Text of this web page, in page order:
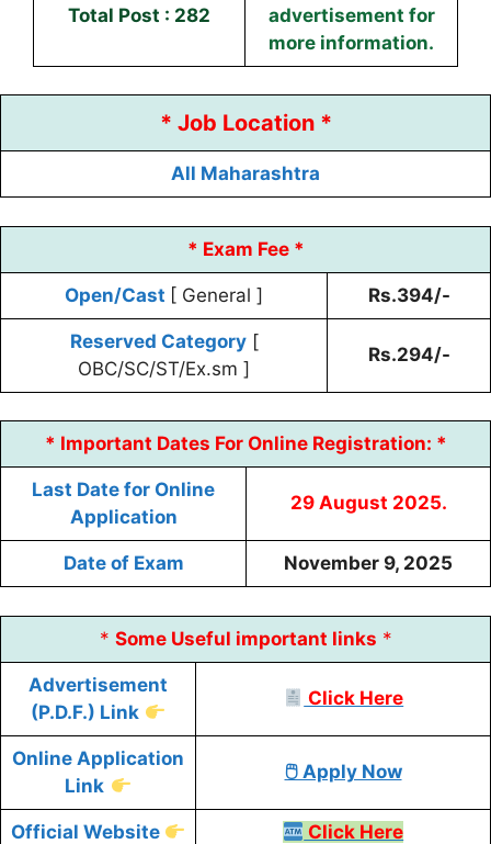
Total Post : 282
advertisement for
more information.
* Job Location *
All Maharashtra
* Exam Fee *
Open/Cast [ General ] Rs.394/-
Reserved Category[
OBC/SC/ST/Ex.sm ]
Rs.294/-
* Important Dates For Online Registration: *
Last Date for Online
Application
29 August 2025.
Date of Exam November 9, 2025
* Some Useful important links *
Advertisement
(P.D.F.) Link
Click Here
Online Application
Link
🖱 Apply Now
Official Website Click Here